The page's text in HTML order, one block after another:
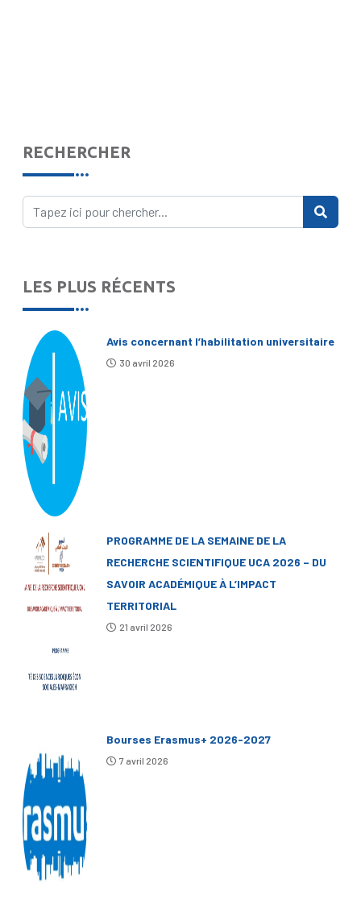
RECHERCHER
LES PLUS RÉCENTS
Avis concernant l’habilitation universitaire
30 avril 2026
PROGRAMME DE LA SEMAINE DE LA
RECHERCHE SCIENTIFIQUE UCA 2026 – DU
SAVOIR ACADÉMIQUE À L’IMPACT
TERRITORIAL
21 avril 2026
Bourses Erasmus+ 2026-2027
7 avril 2026